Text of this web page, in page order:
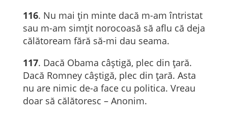
116. Nu mai ţin minte dacă m-am întristat
sau m-am simţit norocoasă să aflu că deja
călătoream fără să-mi dau seama.
117. Dacă Obama câștigă, plec din țară.
Dacă Romney câștigă, plec din țară. Asta
nu are nimic de-a face cu politica. Vreau
doar să călătoresc – Anonim.